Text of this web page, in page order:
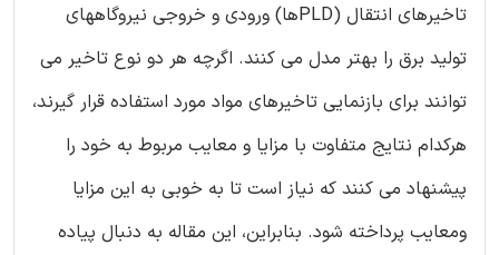
تاخیرهای انتقال (PLDها) ورودی و خروجی نیروگاههای
تولید برق را بهتر مدل می کنند. اگرچه هر دو نوع تاخیر می
توانند برای بازنمایی تاخیرهای مواد مورد استفاده قرار گیرند،
هرکدام نتایج متفاوت با مزایا و معایب مربوط به خود را
پیشنهاد می کنند که نیاز است تا به خوبی به این مزایا
ومعایب پرداخته شود. بنابراین، این مقاله به دنبال پیاده